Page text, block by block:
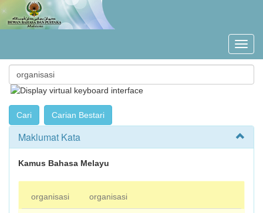
Maklumat Kata
Kamus Bahasa Melayu
organisasi organisasi